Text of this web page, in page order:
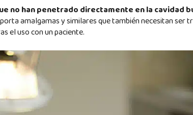
no han penetrado directamente en la cavidad
amalgamas y similares que también necesitan ser
el uso con un paciente.